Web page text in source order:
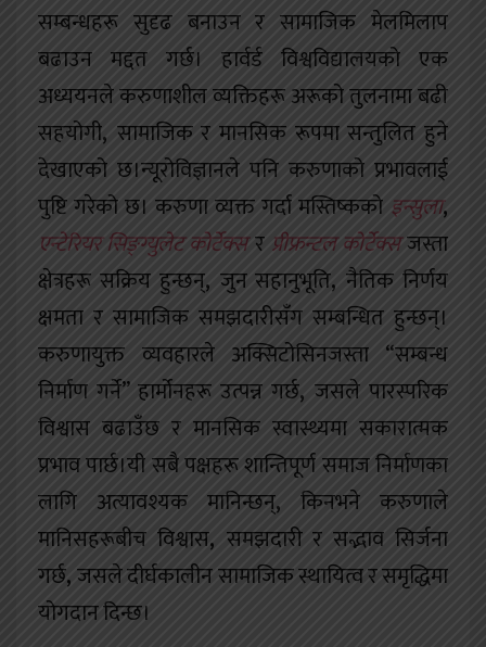
सम्बन्धहरू सुदृढ बनाउन र सामाजिक मेलमिलाप
बढाउन मद्दत गर्छ। हार्वर्ड विश्वविद्यालयको एक
अध्ययनले करुणाशील व्यक्तिहरू अरूको तुलनामा बढी
सहयोगी, सामाजिक र मानसिक रूपमा सन्तुलित हुने
देखाएको छ।न्यूरोविज्ञानले पनि करुणाको प्रभावलाई
पुष्टि गरेको छ। करुणा व्यक्त गर्दा मस्तिष्कको इन्सुला,
एन्टेरियर सिङ्ग्युलेट कोर्टेक्सर प्रीफ्रन्टल कोर्टेक्सजस्ता
क्षेत्रहरू सक्रिय हुन्छन्, जुन सहानुभूति,नैतिक निर्णय
क्षमता र सामाजिक समझदारीसँग सम्बन्धित हुन्छन्।
करुणायुक्त व्यवहारले अक्सिटोसिनजस्ता “सम्बन्ध
निर्माण गर्ने” हार्मोनहरू उत्पन्न गर्छ, जसले पारस्परिक
विश्वास बढाउँछ र मानसिक स्वास्थ्यमा सकारात्मक
प्रभाव पार्छ।यी सबै पक्षहरू शान्तिपूर्ण समाज निर्माणका
लागि अत्यावश्यक मानिन्छन्,किनभने करुणाले
मानिसहरूबीच विश्वास, समझदारी र सद्भाव सिर्जना
गर्छ,जसले दीर्घकालीन सामाजिक स्थायित्व र समृद्धिमा
योगदान दिन्छ।